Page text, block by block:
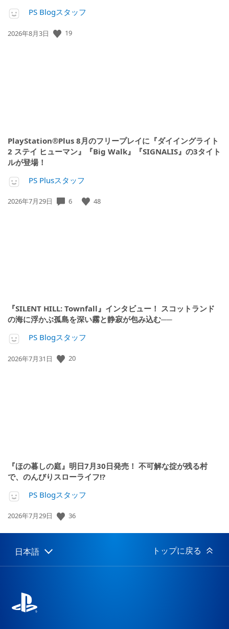
PS Blogスタッフ
公
2026年8月3日 19
PlayStation®Plus 8月のフリープレイに『ダイイングライト
2 ステイ ヒューマン』『Big Walk』『SIGNALIS』の3タイト
ルが登場！
PS Plusスタッフ
公
2026年7月29日 6 48
『SILENT HILL: Townfall』インタビュー！ スコットランド
の海に浮かぶ孤島を深い霧と静寂が包み込む──
PS Blogスタッフ
公
2026年7月31日 20
『ほの暮しの庭』明日7月30日発売！ 不可解な掟が残る村
で、のんびりスローライフ!?
PS Blogスタッフ
公
日:
2026年7月29日 36
Select
a
Current
region:
日本語 トップに戻る